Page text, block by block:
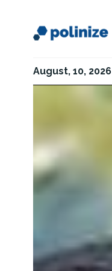
August, 10, 2026